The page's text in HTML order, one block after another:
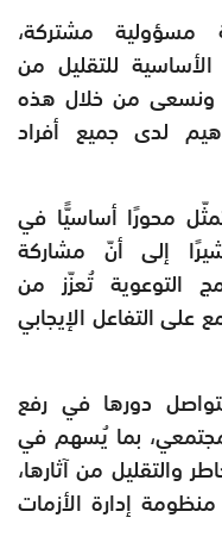
مسؤولية مشتركة،
للتقليل من
ونسعى من خلال هذه
لدى جميع أفراد
محورًا أساسيًّا في
إلى أنّ مشاركة
التوعوية تُعزّز من
التفاعل الإيجابي
دورها في رفع
بما يُسهم في
والتقليل من آثارها،
إدارة الأزمات